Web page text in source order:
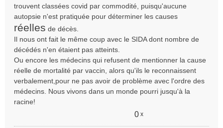
a
g
e
o
n
l
u
trouvent classées covid par commodité, puisqu'aucune
autopsie n'est pratiquée pour déterminer les causes
réelles de décès.
Il nous ont fait le même coup avec le SIDA dont nombre de
décédés n'en étaient pas atteints.
Ou encore les médecins qui refusent de mentionner la cause
réelle de mortalité par vaccin, alors qu'ils le reconnaissent
verbalement,pour ne pas avoir de problème avec l'ordre des
médecins. Nous vivons dans un monde pourri jusqu'à la
racine!
0 x